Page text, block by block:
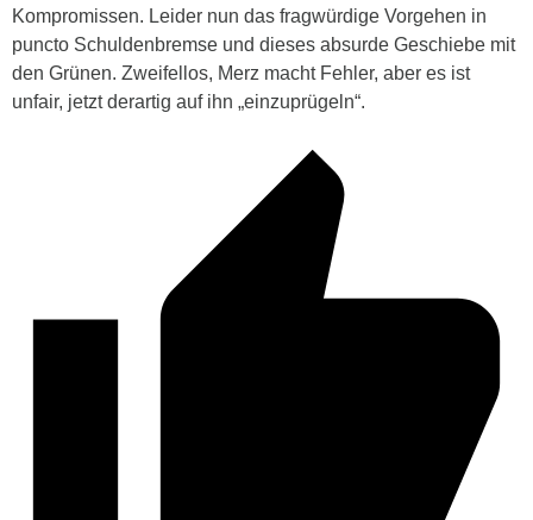
Kompromissen. Leider nun das fragwürdige Vorgehen in
puncto Schuldenbremse und dieses absurde Geschiebe mit
den Grünen. Zweifellos, Merz macht Fehler, aber es ist
unfair, jetzt derartig auf ihn „einzuprügeln“.